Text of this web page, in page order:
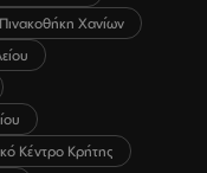
Χανίων
Κέντρο Κρήτης